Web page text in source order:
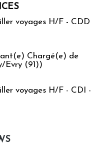
voyages H/F - CDD
Chargé(e) de
Evry (91))
voyages H/F - CDI -